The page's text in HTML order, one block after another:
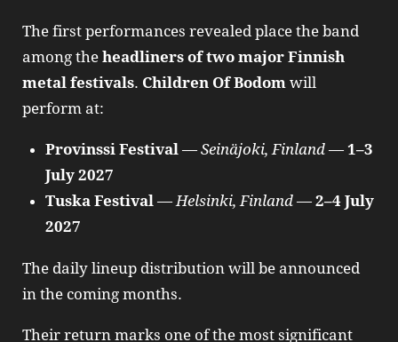
The first performances revealed place the band
among the headliners of two major Finnish
metal festivals. Children Of Bodom will
perform at:
Provinssi Festival — Seinäjoki, Finland — 1–3
July 2027
Tuska Festival —Helsinki, Finland — 2–4 July
2027
The daily lineup distribution will be announced
in the coming months.
Their return marks one of the most significant